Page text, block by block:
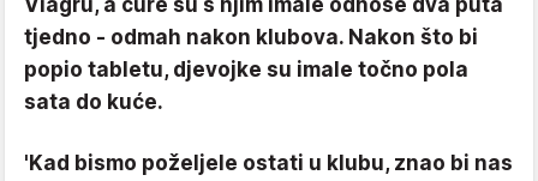
tjedno - odmah nakon klubova. Nakon što bi
popio tabletu, djevojke su imale točno pola
sata do kuće.
'Kad bismo poželjele ostati u klubu, znao bi nas